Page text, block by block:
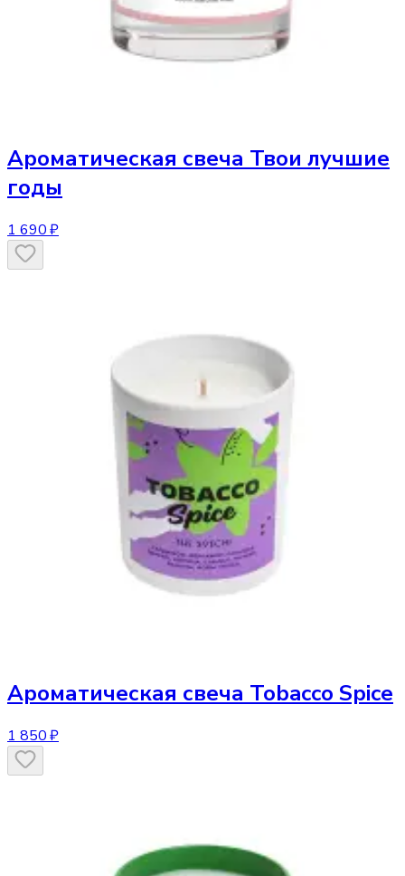
Ароматическая свеча Твои лучшие
годы
1 690 ₽
Ароматическая свеча Tobacco Spice
1 850 ₽